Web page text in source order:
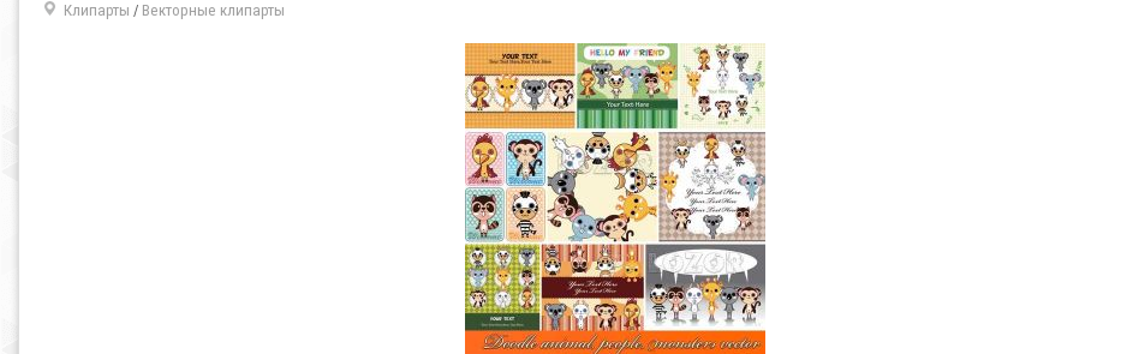
Клипарты / Векторные клипарты